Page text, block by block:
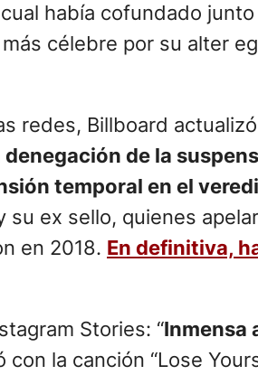
había cofundado
más célebre por su alter
redes, Billboard
de la
temporal en el
su ex sello, quienes
en 2018. En definitiva,
Stories: “Inmensa
con la canción “Lose